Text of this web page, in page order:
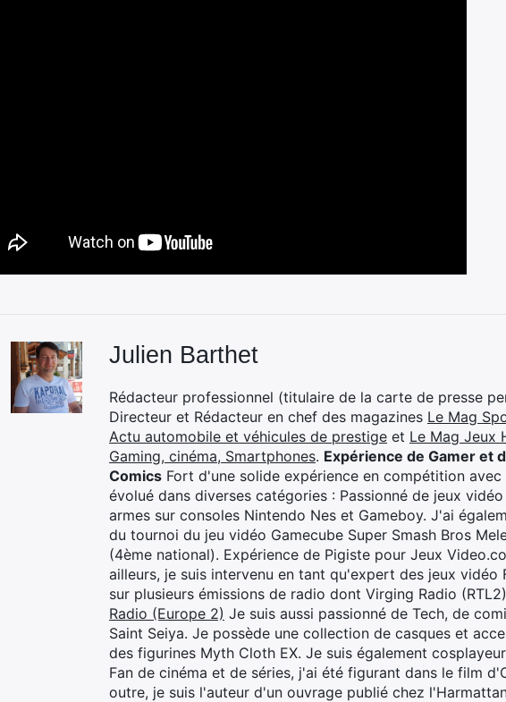
Julien Barthet
Rédacteur professionnel (titulaire de la carte de presse
Directeur et Rédacteur en chef des magazines Le Mag
Actu automobile et véhicules de prestige et Le Mag Jeux
Gaming, cinéma, Smartphones. Expérience de Gamer et
Comics Fort d'une solide expérience en compétition
évolué dans diverses catégories : Passionné de jeux
armes sur consoles Nintendo Nes et Gameboy. J'ai
du tournoi du jeu vidéo Gamecube Super Smash Bros
(4ème national). Expérience de Pigiste pour Jeux
ailleurs, je suis intervenu en tant qu'expert des jeux
sur plusieurs émissions de radio dont Virging Radio
Radio (Europe 2) Je suis aussi passionné de Tech, de
Saint Seiya. Je possède une collection de casques et
des figurines Myth Cloth EX. Je suis également
Fan de cinéma et de séries, j'ai été figurant dans le film
outre, je suis l'auteur d'un ouvrage publié chez